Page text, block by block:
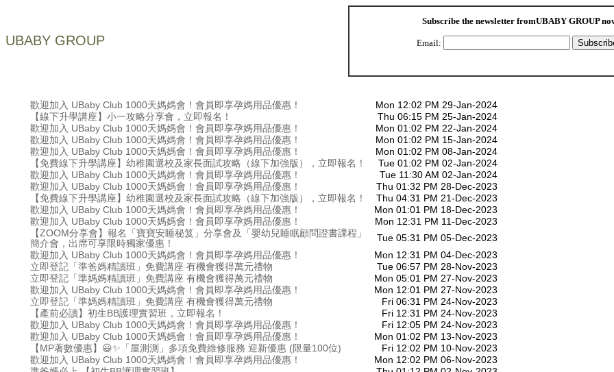
UBABY GROUP
Subscribe the newsletter fromUBABY GROUP
Email:
歡迎加入 UBaby Club 1000天媽媽會！會員即享孕媽用品優惠！
Mon 12:02 PM 29-Jan-2024
【線下升學講座】小一攻略分享會，立即報名！
Thu 06:15 PM 25-Jan-2024
歡迎加入 UBaby Club 1000天媽媽會！會員即享孕媽用品優惠！
Mon 01:02 PM 22-Jan-2024
歡迎加入 UBaby Club 1000天媽媽會！會員即享孕媽用品優惠！
Mon 01:02 PM 15-Jan-2024
歡迎加入 UBaby Club 1000天媽媽會！會員即享孕媽用品優惠！
Mon 01:02 PM 08-Jan-2024
【免費線下升學講座】幼稚園選校及家長面試攻略（線下加強版），立即報名！
Tue 01:02 PM 02-Jan-2024
歡迎加入 UBaby Club 1000天媽媽會！會員即享孕媽用品優惠！
Tue 11:30 AM 02-Jan-2024
歡迎加入 UBaby Club 1000天媽媽會！會員即享孕媽用品優惠！
Thu 01:32 PM 28-Dec-2023
【免費線下升學講座】幼稚園選校及家長面試攻略（線下加強版），立即報名！
Thu 04:31 PM 21-Dec-2023
歡迎加入 UBaby Club 1000天媽媽會！會員即享孕媽用品優惠！
Mon 01:01 PM 18-Dec-2023
歡迎加入 UBaby Club 1000天媽媽會！會員即享孕媽用品優惠！
Mon 12:31 PM 11-Dec-2023
【ZOOM分享會】報名「寶寶安睡秘笈」分享會及「嬰幼兒睡眠顧問證書課程」
簡介會，出席可享限時獨家優惠！
Tue 05:31 PM 05-Dec-2023
歡迎加入 UBaby Club 1000天媽媽會！會員即享孕媽用品優惠！
Mon 12:31 PM 04-Dec-2023
立即登記「準爸媽精讀班」免費講座 有機會獲得萬元禮物
Tue 06:57 PM 28-Nov-2023
立即登記「準媽媽精讀班」免費講座 有機會獲得萬元禮物
Mon 05:01 PM 27-Nov-2023
歡迎加入 UBaby Club 1000天媽媽會！會員即享孕媽用品優惠！
Mon 12:01 PM 27-Nov-2023
立即登記「準媽媽精讀班」免費講座 有機會獲得萬元禮物
Fri 06:31 PM 24-Nov-2023
【產前必讀】初生BB護理實習班，立即報名！
Fri 12:31 PM 24-Nov-2023
歡迎加入 UBaby Club 1000天媽媽會！會員即享孕媽用品優惠！
Fri 12:05 PM 24-Nov-2023
歡迎加入 UBaby Club 1000天媽媽會！會員即享孕媽用品優惠！
Mon 01:02 PM 13-Nov-2023
【MP著數優惠】😃✨「屋測測」多項免費維修服務 迎新優惠 (限量100位)
Fri 12:02 PM 10-Nov-2023
歡迎加入 UBaby Club 1000天媽媽會！會員即享孕媽用品優惠！
Mon 12:02 PM 06-Nov-2023